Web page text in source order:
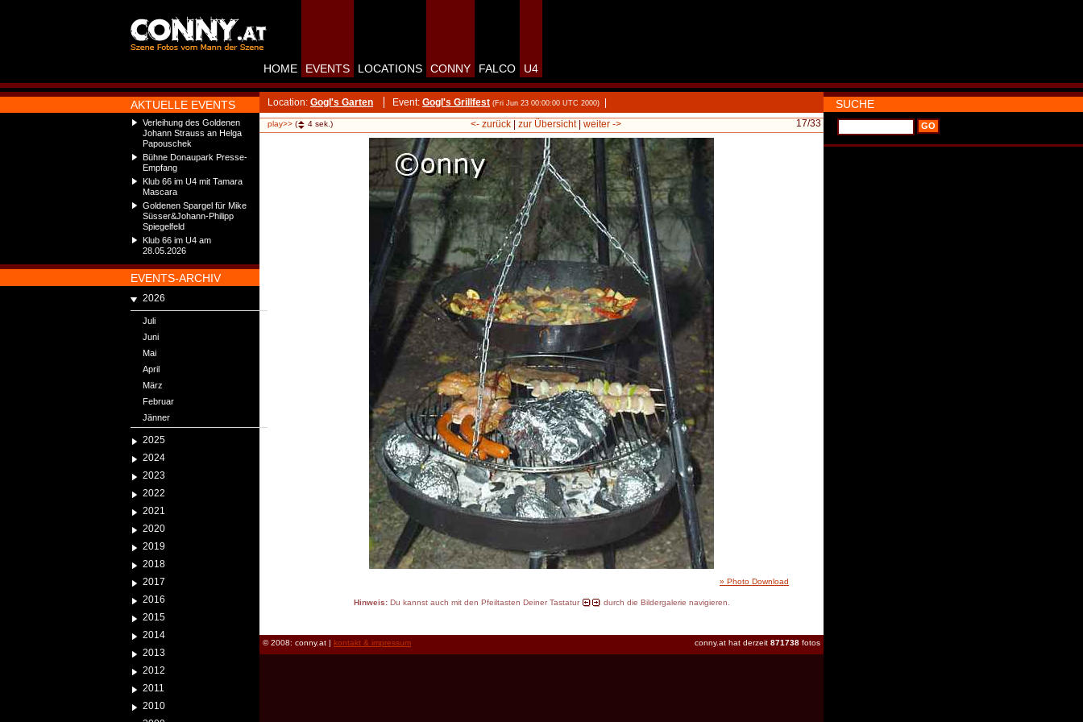
AKTUELLE EVENTS
Verleihung des Goldenen
Johann Strauss an Helga
Papouschek
Bühne Donaupark Presse-
Empfang
Klub 66 im U4 mit Tamara
Mascara
Goldenen Spargel für Mike
Süsser&Johann-Philipp
Spiegelfeld
Klub 66 im U4 am
28.05.2026
EVENTS-ARCHIV
2026
Juli
Juni
Mai
April
März
Februar
Jänner
2025
2024
2023
2022
2021
2020
2019
2018
2017
2016
2015
2014
2013
2012
2011
2010
HOME EVENTS LOCATIONS CONNY FALCO U4
Location: Gogl's Garten Event: Gogl's Grillfest (Fri Jun 23 00:00:00 UTC 2000)
play>> ( 4 sek.) 17/33
<- zurück| zur Übersicht| weiter ->
» Photo Download
Hinweis:Du kannst auch mit den Pfeiltasten Deiner Tastatur durch die Bildergalerie navigieren.
conny.at hat derzeit 871738 fotos
© 2008: conny.at | kontakt & impressum
SUCHE